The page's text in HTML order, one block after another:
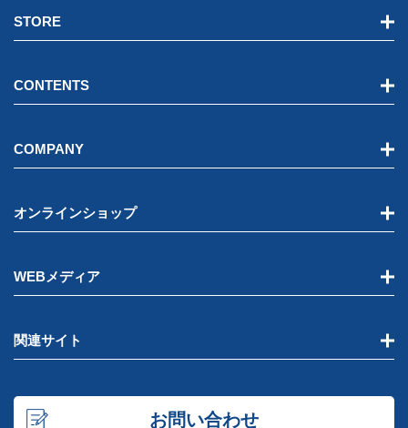
STORE
CONTENTS
COMPANY
オンラインショップ
WEBメディア
関連サイト
お問い合わせ